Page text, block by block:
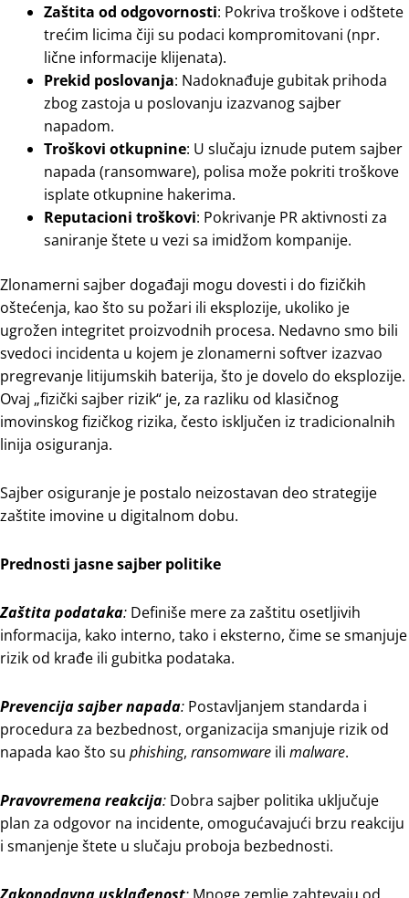
Zaštita od odgovornosti: Pokriva troškove i odštete
trećim licima čiji su podaci kompromitovani (npr.
lične informacije klijenata).
Prekid poslovanja: Nadoknađuje gubitak prihoda
zbog zastoja u poslovanju izazvanog sajber
napadom.
Troškovi otkupnine: U slučaju iznude putem sajber
napada (ransomware), polisa može pokriti troškove
isplate otkupnine hakerima.
Reputacioni troškovi: Pokrivanje PR aktivnosti za
saniranje štete u vezi sa imidžom kompanije.
Zlonamerni sajber događaji mogu dovesti i do fizičkih
oštećenja, kao što su požari ili eksplozije, ukoliko je
ugrožen integritet proizvodnih procesa. Nedavno smo bili
svedoci incidenta u kojem je zlonamerni softver izazvao
pregrevanje litijumskih baterija, što je dovelo do eksplozije.
Ovaj „fizički sajber rizik“ je, za razliku od klasičnog
imovinskog fizičkog rizika, često isključen iz tradicionalnih
linija osiguranja.
Sajber osiguranje je postalo neizostavan deo strategije
zaštite imovine u digitalnom dobu.
Prednosti jasne sajber politike
Zaštita podataka: Definiše mere za zaštitu osetljivih
informacija, kako interno, tako i eksterno, čime se smanjuje
rizik od krađe ili gubitka podataka.
Prevencija sajber napada: Postavljanjem standarda i
procedura za bezbednost, organizacija smanjuje rizik od
napada kao što su phishing, ransomware ili malware.
Pravovremena reakcija: Dobra sajber politika uključuje
plan za odgovor na incidente, omogućavajući brzu reakciju
i smanjenje štete u slučaju proboja bezbednosti.
Zakonodavna usklađenost: Mnoge zemlje zahtevaju od